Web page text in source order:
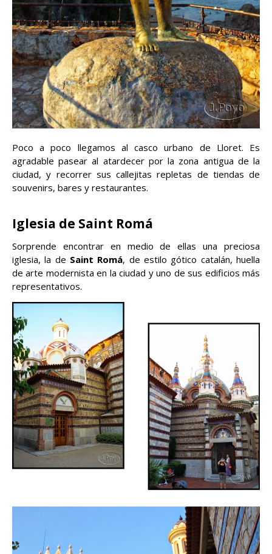
Poco a poco llegamos al casco urbano de Lloret. Es
agradable pasear al atardecer por la zona antigua de la
ciudad, y recorrer sus callejitas repletas de tiendas de
souvenirs, bares y restaurantes.
Iglesia de Saint Romá
Sorprende encontrar en medio de ellas una preciosa
iglesia, la de Saint Romá, de estilo gótico catalán, huella
de arte modernista en la ciudad y uno de sus edificios más
representativos.